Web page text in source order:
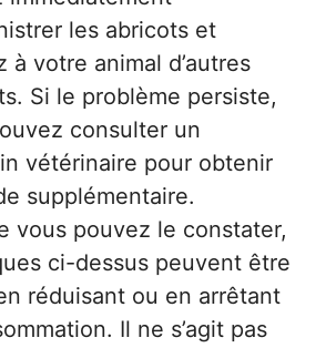
les abricots et
à votre animal d’autres
Si le problème persiste,
consulter un
vétérinaire pour obtenir
supplémentaire.
vous pouvez le constater,
ci-dessus peuvent être
réduisant ou en arrêtant
Il ne s’agit pas